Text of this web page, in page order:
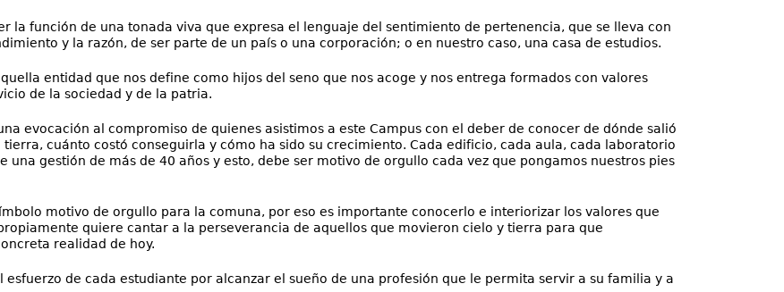
la función de una tonada viva que expresa el lenguaje del sentimiento de pertenencia, que se lleva con
y la razón, de ser parte de un país o una corporación; o en nuestro caso, una casa de estudios.
entidad que nos define como hijos del seno que nos acoge y nos entrega formados con valores
de la sociedad y de la patria.
evocación al compromiso de quienes asistimos a este Campus con el deber de conocer de dónde salió
tierra, cuánto costó conseguirla y cómo ha sido su crecimiento. Cada edificio, cada aula, cada laboratorio
una gestión de más de 40 años y esto, debe ser motivo de orgullo cada vez que pongamos nuestros pies
motivo de orgullo para la comuna, por eso es importante conocerlo e interiorizar los valores que
quiere cantar a la perseverancia de aquellos que movieron cielo y tierra para que
realidad de hoy.
esfuerzo de cada estudiante por alcanzar el sueño de una profesión que le permita servir a su familia y a